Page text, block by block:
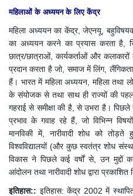
महिलाओं के अध्ययन के लिए केंद्र
महिला अध्ययन का केंद्र, जेएनयू,
का अध्ययन करने का प्रयास करता है,
छात्र/छात्राओं, कार्यकर्ताओं और
प्रदान करता है जो, समाज में लिंग,
हैं। भारत में महिला अध्ययन, महिला तथा
के संयोजक से तथा साथ ही राज्यों की
गहराई से समीक्षा की है, से उभरा है।
प्रभाव के गवाह रहे हैं, जो विभिन्न
मानविकी में, नारीवादी शोध को
विश्वविद्यालयों (और कुछ स्वतंत्र शोध
विकास ने पिछले कई वर्षों से, उन मुद्दों
आंदोलन तथा नारीवादी शोध द्वारा प्रकाशित
इतिहास:: इतिहास: केंद्र 2002 में